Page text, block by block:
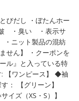
びだし ・ぼたんホー
・臭い ・表示サ
ニット製品の混紡
せん】 ・クーポンを
ル』と入っている特
【ワンピース】 ◆袖
： 【グリーン】
イズ（XS・S）】